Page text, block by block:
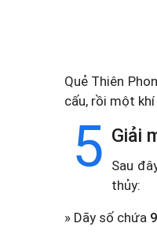
Quẻ Thiên
cấu, rồi một
5 Giải
Sau
thủy:
» Dãy số chứa